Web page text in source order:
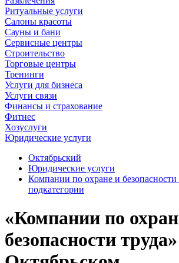
Ритуальные услуги
Салоны красоты
Сауны и бани
Сервисные центры
Строительство
Торговые центры
Тренинги
Услуги для бизнеса
Услуги связи
Финансы и страхование
Фитнес
Хозуслуги
Юридические услуги
Октябрьский
Юридические услуги
Компании по охране и безопасности
подкатегории
«Компании по
безопасности